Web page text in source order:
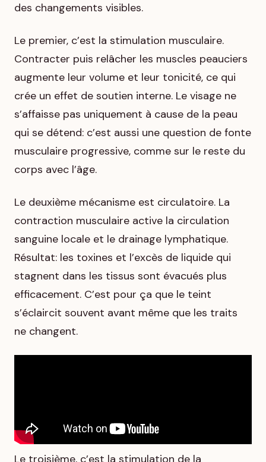
des changements visibles.
Le premier, c’est la stimulation musculaire.
Contracter puis relâcher les muscles peauciers
augmente leur volume et leur tonicité, ce qui
crée un effet de soutien interne. Le visage ne
s’affaisse pas uniquement à cause de la peau
qui se détend: c’est aussi une question de fonte
musculaire progressive, comme sur le reste du
corps avec l’âge.
Le deuxième mécanisme est circulatoire. La
contraction musculaire active la circulation
sanguine locale et le drainage lymphatique.
Résultat: les toxines et l’excès de liquide qui
stagnent dans les tissus sont évacués plus
efficacement. C’est pour ça que le teint
s’éclaircit souvent avant même que les traits
ne changent.